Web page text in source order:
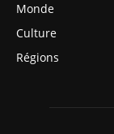
Monde
Culture
Régions